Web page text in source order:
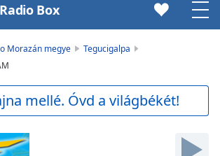
Box
Morazán megye
Tegucigalpa
mellé. Óvd a világbékét!